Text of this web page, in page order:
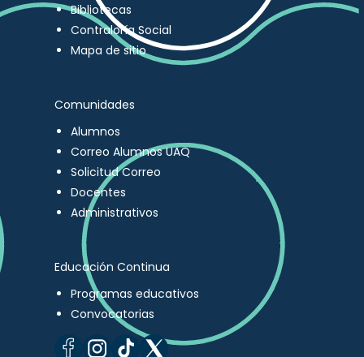
Bibliotecas
Contraloría Social
Mapa de sitio
Comunidades
Alumnos
Correo Alumnos UAQ
Solicitud Correo
Docentes
Administrativos
Educación Continua
Programas educativos
Convocatorias